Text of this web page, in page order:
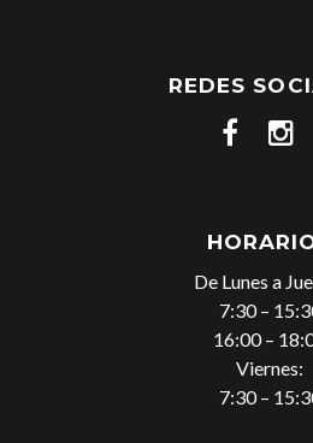
REDES
De Lunes a
7:30 –
16:00 –
Viernes:
7:30 –